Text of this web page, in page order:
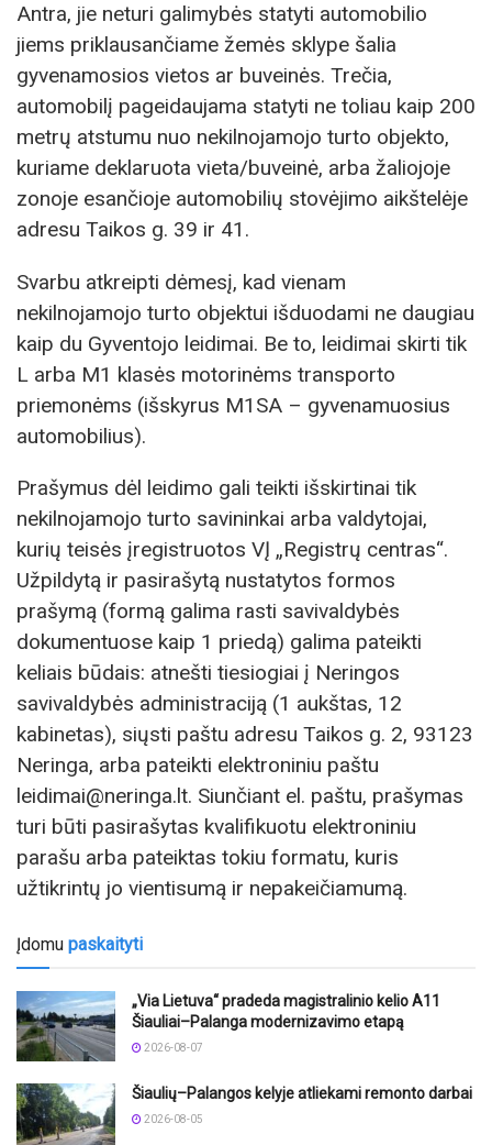
Antra, jie neturi galimybės statyti automobilio
jiems priklausančiame žemės sklype šalia
gyvenamosios vietos ar buveinės. Trečia,
automobilį pageidaujama statyti ne toliau kaip 200
metrų atstumu nuo nekilnojamojo turto objekto,
kuriame deklaruota vieta/buveinė, arba žaliojoje
zonoje esančioje automobilių stovėjimo aikštelėje
adresu Taikos g. 39 ir 41.
Svarbu atkreipti dėmesį, kad vienam
nekilnojamojo turto objektui išduodami ne daugiau
kaip du Gyventojo leidimai. Be to, leidimai skirti tik
L arba M1 klasės motorinėms transporto
priemonėms (išskyrus M1SA – gyvenamuosius
automobilius).
Prašymus dėl leidimo gali teikti išskirtinai tik
nekilnojamojo turto savininkai arba valdytojai,
kurių teisės įregistruotos VĮ „Registrų centras“.
Užpildytą ir pasirašytą nustatytos formos
prašymą (formą galima rasti savivaldybės
dokumentuose kaip 1 priedą) galima pateikti
keliais būdais: atnešti tiesiogiai į Neringos
savivaldybės administraciją (1 aukštas, 12
kabinetas), siųsti paštu adresu Taikos g. 2, 93123
Neringa, arba pateikti elektroniniu paštu
leidimai@neringa.lt. Siunčiant el. paštu, prašymas
turi būti pasirašytas kvalifikuotu elektroniniu
parašu arba pateiktas tokiu formatu, kuris
užtikrintų jo vientisumą ir nepakeičiamumą.
Įdomu paskaityti
„Via Lietuva“ pradeda magistralinio kelio A11
Šiauliai–Palanga modernizavimo etapą
2026-08-07
Šiaulių–Palangos kelyje atliekami remonto darbai
2026-08-05